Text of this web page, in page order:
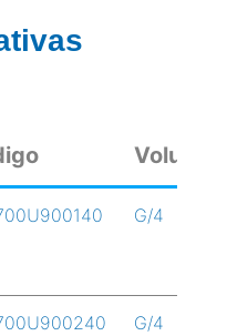
Volumen
G/4
G/4